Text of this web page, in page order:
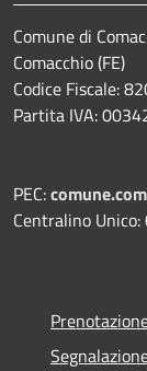
Comune di
Comacchio (FE)
Codice Fiscale:
Partita IVA:
PEC:
Centralino